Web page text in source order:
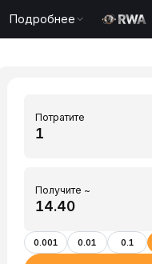
Подробнее
Потратите
Получите ~
0.001 0.01 0.1